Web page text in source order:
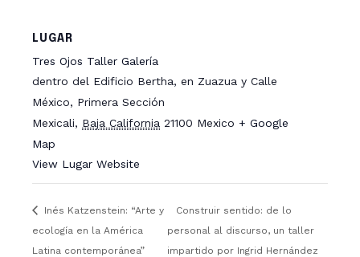
LUGAR
Tres Ojos Taller Galería
dentro del Edificio Bertha, en Zuazua y Calle
México, Primera Sección
Mexicali, Baja California 21100 Mexico + Google
Map
View Lugar Website
Inés Katzenstein: “Arte y
ecología en la América
Latina contemporánea”
Construir sentido: de lo
personal al discurso, un taller
impartido por Ingrid Hernández